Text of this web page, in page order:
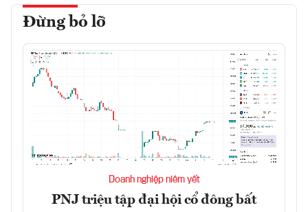
Đừng bỏ lỡ
Doanh nghiệp niêm yết
PNJ triệu tập đại hội cổ đông bất